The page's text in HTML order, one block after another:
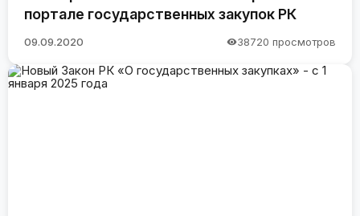
портале государственных закупок РК
09.09.2020 38720 просмотров